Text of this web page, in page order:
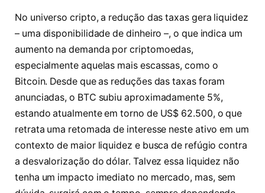
No universo cripto, a redução das taxas gera liquidez
– uma disponibilidade de dinheiro –, o que indica um
aumento na demanda por criptomoedas,
especialmente aquelas mais escassas, como o
Bitcoin. Desde que as reduções das taxas foram
anunciadas, o BTC subiu aproximadamente 5%,
estando atualmente em torno de US$ 62.500, o que
retrata uma retomada de interesse neste ativo em um
contexto de maior liquidez e busca de refúgio contra
a desvalorização do dólar. Talvez essa liquidez não
tenha um impacto imediato no mercado, mas, sem